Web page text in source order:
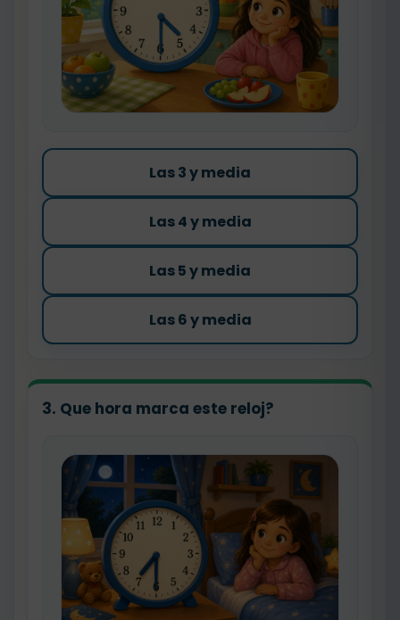
Las 3 y media
Las 4 y media
Las 5 y media
Las 6 y media
3. Que hora marca este reloj?